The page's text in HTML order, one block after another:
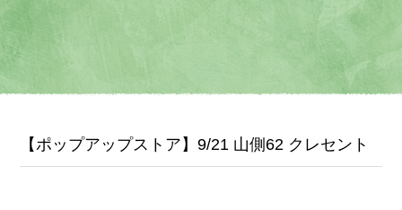
【ポップアップストア】9/21 山側62 クレセント